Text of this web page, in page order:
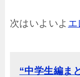
次はいよいよ エ
“中学生編ま